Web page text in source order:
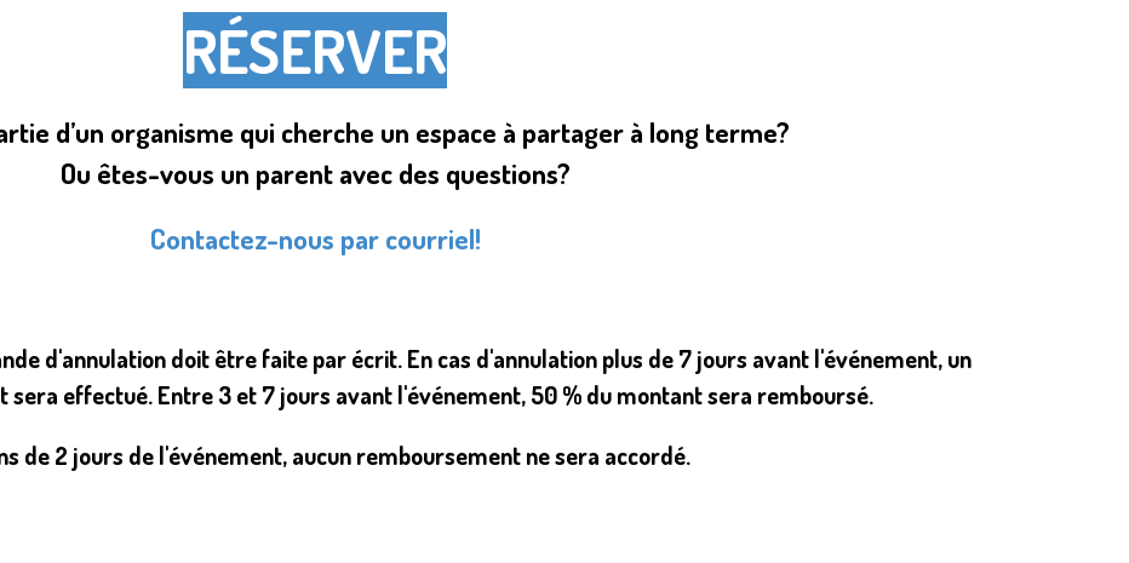
RÉSERVER
d’un organisme qui cherche un espace à partager à long terme?
Ou êtes-vous un parent avec des questions?
Contactez-nous par courriel!
d'annulation doit être faite par écrit. En cas d'annulation plus de 7 jours avant l'événement, un
effectué. Entre 3 et 7 jours avant l'événement, 50 % du montant sera remboursé.
de 2 jours de l'événement, aucun remboursement ne sera accordé.